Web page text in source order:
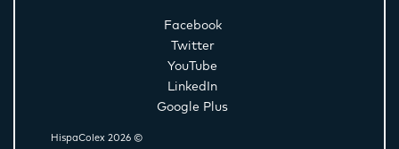
Facebook
Twitter
YouTube
LinkedIn
Google Plus
HispaColex 2026 ©